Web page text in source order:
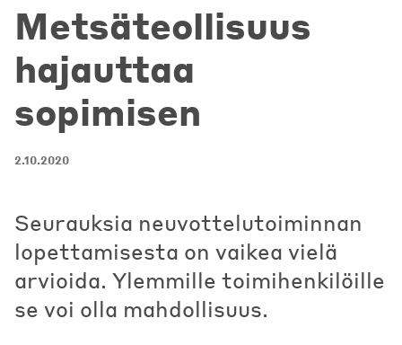
Metsäteollisuus
hajauttaa
sopimisen
2.10.2020
Seurauksia neuvottelutoiminnan
lopettamisesta on vaikea vielä
arvioida. Ylemmille toimihenkilöille
se voi olla mahdollisuus.